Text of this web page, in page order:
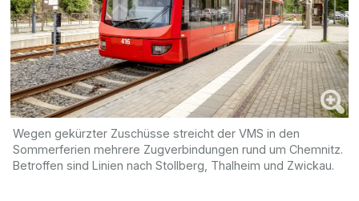
Wegen gekürzter Zuschüsse streicht der VMS in den
Sommerferien mehrere Zugverbindungen rund um Chemnitz.
Betroffen sind Linien nach Stollberg, Thalheim und Zwickau.